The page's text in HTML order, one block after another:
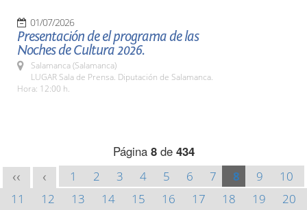
01/07/2026
Presentación de el programa de las
Noches de Cultura 2026.
Salamanca (Salamanca)
LUGAR Sala de Prensa. Diputación de Salamanca.
Hora: 12:00 h.
Página 8de 434
<< < 1 2 3 4 5 6 7 8 9
10
11
12 13 14 15 16 17 18 19
20